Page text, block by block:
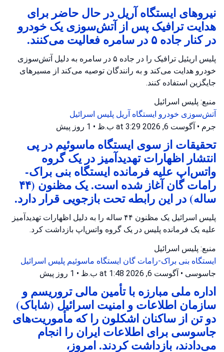
نیروهای ایستگاه آریل در حال حاضر برای
هدایت ترافیک پس از آتش‌سوزی یک خودرو
در کنار جاده ۵ در سامره فعالیت می‌کنند.
پلیس اریئیل ترافیک را در جاده ۵ در سامره به دلیل آتش‌سوزی
خودرو هدایت می‌کند و به رانندگان توصیه می‌کند از مسیرهای
جایگزین استفاده کنند.
منبع: پلیس اسرائیل
آتش‌سوزی خودرو ایستگاه آریل پلیس اسرائیل
جرم • آگوست 6, 2026 at 3:29 ب.ظ • 1 روز پیش
تحقیقات از سوی ایستگاه ماسوئیم در پی
انتشار اظهارات تهدیدآمیز در یک گروه
واتس‌اپ علیه فرمانده ایستگاه بنی براک-
رامات گان آغاز شده است. یک مظنون (۴۴
ساله) در این رابطه تحت بازجویی قرار دارد.
پلیس اسرائیل یک مظنون ۴۴ ساله را به دلیل اظهارات تهدیدآمیز
علیه یک فرمانده پلیس در یک گروه واتس‌اپ بازداشت کرد.
منبع: پلیس اسرائیل
ایستگاه بنی براک-رامات گان ایستگاه ماسوئیم پلیس اسرائیل
جاسوسی • آگوست 6, 2026 at 1:48 ب.ظ • 1 روز پیش
اداره ملی مبارزه با تأمین مالی تروریسم و
سازمان اطلاعات و امنیت اسرائیل (شاباک)
دو تن از ساکنان اشکلون را که مأموریت‌های
جاسوسی برای اطلاعات ایران را انجام
می‌دادند، بازداشت کردند. امروز،